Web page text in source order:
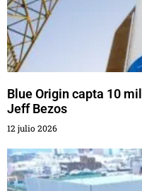
Blue Origin capta 10
Jeff Bezos
12 julio 2026